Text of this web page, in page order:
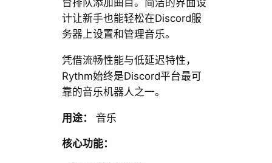
台排队添加曲目。简洁的界面设
计让新手也能轻松在Discord服
务器上设置和管理音乐。
凭借流畅性能与低延迟特性，
Rythm始终是Discord平台最可
靠的音乐机器人之一。
用途： 音乐
核心功能：